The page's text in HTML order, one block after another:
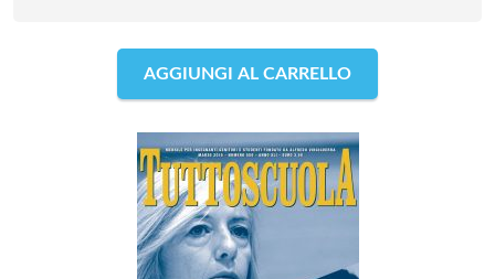
AGGIUNGI AL CARRELLO